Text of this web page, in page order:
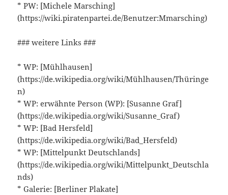
* PW: [Michele Marsching]
(https://wiki.piratenpartei.de/Benutzer:Mmarsching)
### weitere Links ###
* WP: [Mühlhausen]
(https://de.wikipedia.org/wiki/Mühlhausen/Thüringe
n)
* WP: erwähnte Person (WP): [Susanne Graf]
(https://de.wikipedia.org/wiki/Susanne_Graf)
* WP: [Bad Hersfeld]
(https://de.wikipedia.org/wiki/Bad_Hersfeld)
* WP: [Mittelpunkt Deutschlands]
(https://de.wikipedia.org/wiki/Mittelpunkt_Deutschla
nds)
* Galerie: [Berliner Plakate]